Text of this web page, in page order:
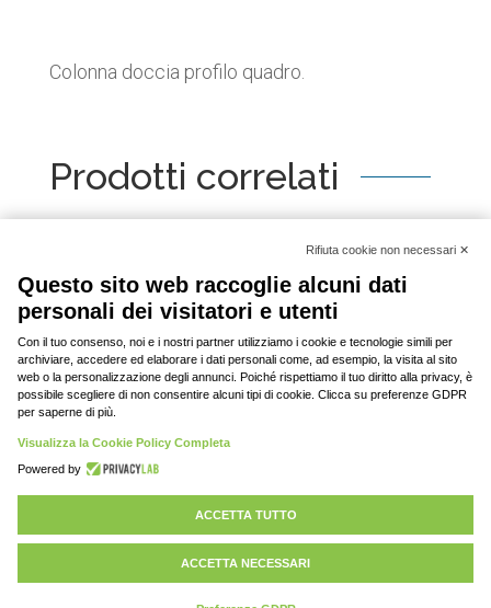
Colonna doccia profilo quadro.
Prodotti correlati
[woo_product_slider id="2798"]
IVA: 03701430369 |Privacy policy